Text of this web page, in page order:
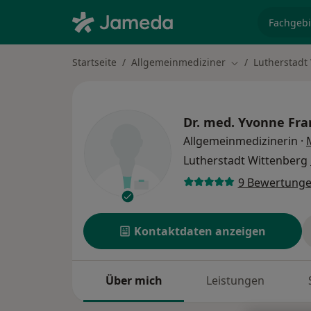
Startseite Allgemeinmediziner Stadt ändern
Lutherstadt
Dr. med. Yvonne
Allgemeinmedizinerin ·
Lutherstadt Wittenberg
9
Kontaktdaten anzeigen
Über mich Leistungen